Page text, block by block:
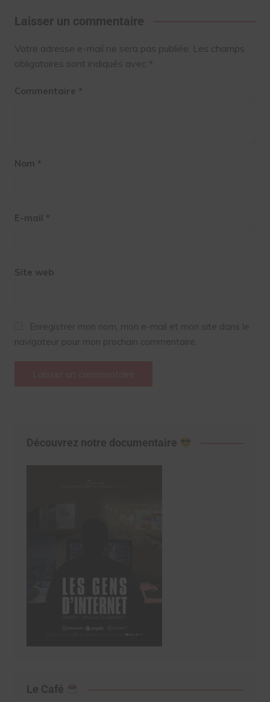
Laisser un commentaire
Votre adresse e-mail ne sera pas publiée. Les champs
obligatoires sont indiqués avec *
Commentaire *
Nom *
E-mail *
Site web
Enregistrer mon nom, mon e-mail et mon site dans le
navigateur pour mon prochain commentaire.
Découvrez notre documentaire
Le Café